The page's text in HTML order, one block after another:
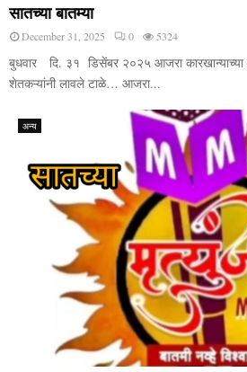
सातच्या बातम्या
December 31, 2025 0 5324
बुधवार दि. ३१ डिसेंबर २०२५ आजरा कारखान्याच्या
शेतकऱ्यांनी लावले टाळे… आजरा...
अन्य